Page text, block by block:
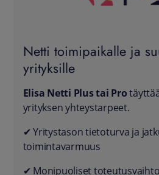
Netti toimipaikalle ja
yrityksille
Elisa Netti Plus tai Pro
yrityksen yhteystarpeet.
✔ Yritystason tietoturva ja
toimintavarmuus
✔ Monipuoliset